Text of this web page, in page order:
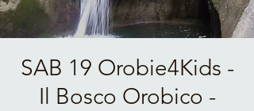
SAB 19 Orobie4Kids -
Il Bosco Orobico -